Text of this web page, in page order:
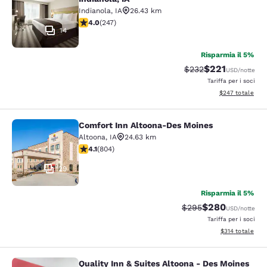
14
Indianola, IA
26.43 km
Valutazione di 3.99 stelle. Buono. 247 recensioni
4.0(247)
Risparmia il 5%
Tariffa di barratura:
$232Tariffa
$221USD/notte
Tariffa per i soci
Visualizza i
$247 totale
Comfort Inn Altoona-Des Moines
29
Comfort Inn Altoona-Des Moines
Altoona, IA
24.63 km
Valutazione di 4.12 stelle. Molto buono. 804 recensioni
4.1(804)
Risparmia il 5%
Tariffa di barratura:
$295Tariffa
$280USD/notte
Tariffa per i soci
Visualizza i
$314 totale
Quality Inn & Suites Altoona - Des Moines